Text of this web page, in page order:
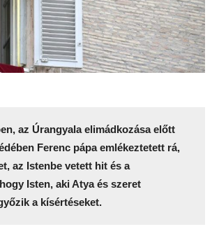
az Úrangyala elimádkozása előtt
Ferenc pápa emlékeztetett rá,
az Istenbe vetett hit és a
Isten, aki Atya és szeret
a kísértéseket.